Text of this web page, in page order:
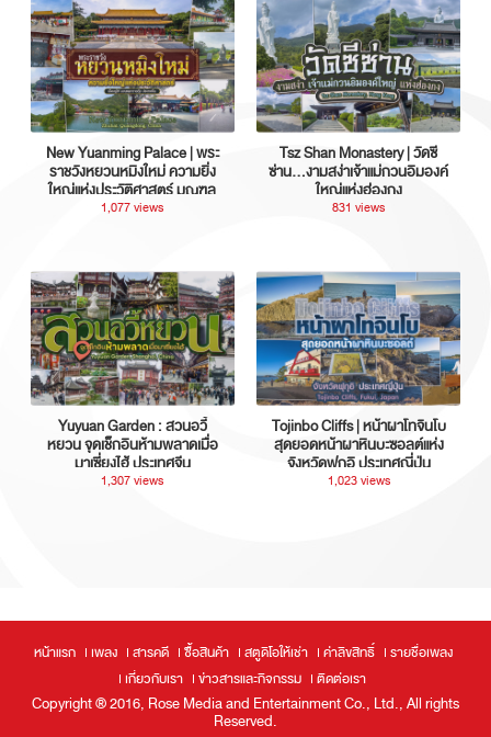
New Yuanming Palace | พระ
ราชวังหยวนหมิงใหม่ ความยิ่ง
ใหญ่แห่งประวัติศาสตร์ มณฑล
กวางตุ้ง ประเทศจีน
1,077 views
Tsz Shan Monastery | วัดซี
ซ่าน…งามสง่าเจ้าแม่กวนอิมองค์
ใหญ่แห่งฮ่องกง
831 views
Yuyuan Garden : สวนอวี้
หยวน จุดเช็กอินห้ามพลาดเมื่อ
มาเซี่ยงไฮ้ ประเทศจีน
1,307 views
Tojinbo Cliffs | หน้าผาโทจินโบ
สุดยอดหน้าผาหินบะซอลต์แห่ง
จังหวัดฟุกุอิ ประเทศญี่ปุ่น
1,023 views
หน้าแรก เพลง สารคดี ซื้อสินค้า สตูดิโอให้เช่า ค่าลิขสิทธิ์
รายชื่อเพลง
เกี่ยวกับเรา
ข่าวสารและกิจกรรม ติดต่อเรา
Copyright ® 2016, Rose Media and Entertainment Co., Ltd., All rights
Reserved.